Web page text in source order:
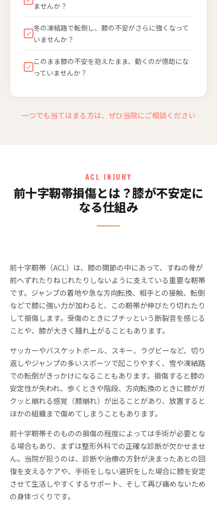
ませんか？
冬の凍結路で転倒し、膝の不安がさらに強くなって
いませんか？
このまま膝の不安を抱えたまま、動くのが億劫にな
っていませんか？
一つでも当てはまる方は、ぜひ当院にご相談ください
ACL INJURY
前十字靭帯損傷とは？膝が不安定に
なる仕組み
前十字靭帯（ACL）は、膝の関節の中にあって、すねの骨が
前へずれたりねじれたりしないように支えている重要な靭帯
です。ジャンプの着地や急な方向転換、相手との接触、転倒
などで膝に強い力が加わると、この靭帯が伸びたり切れたり
して損傷します。受傷のときにブチッという断裂音を感じる
ことや、膝が大きく腫れ上がることもあります。
サッカーやバスケットボール、スキー、ラグビーなど、切り
返しやジャンプの多いスポーツで起こりやすく、雪や凍結路
での転倒がきっかけになることもあります。損傷すると膝の
安定性が失われ、歩くときや階段、方向転換のときに膝がガ
クッと崩れる感覚（膝崩れ）が出ることがあり、放置すると
ほかの組織まで傷めてしまうこともあります。
前十字靭帯そのものの損傷の程度によっては手術が必要とな
る場合もあり、まずは整形外科での正確な診断が欠かせませ
ん。当院が担うのは、診断や治療の方針が決まったあとの回
復を支えるケアや、手術をしない選択をした場合に膝を安定
させて生活しやすくするサポート、そして再び痛めないため
の身体づくりです。